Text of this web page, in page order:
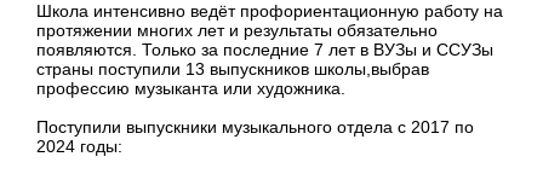
Школа интенсивно ведёт профориентационную работу на
протяжении многих лет и результаты обязательно
появляются. Только за последние 7 лет в ВУЗы и ССУЗы
страны поступили 13 выпускников школы,выбрав
профессию музыканта или художника.
Поступили выпускники музыкального отдела с 2017 по
2024 годы: